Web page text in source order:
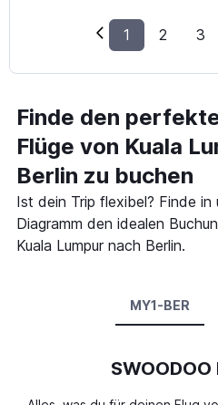
1 2 3
Finde den
Flüge von Kuala
Berlin zu buchen
Ist dein Trip flexibel? Finde in
Diagramm den idealen
Kuala Lumpur nach Berlin.
MY1-BER